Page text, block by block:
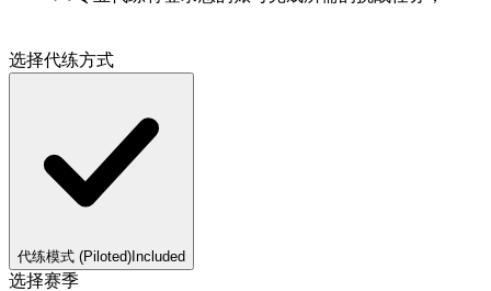
选择代练方式
代练模式 (Piloted) Included
选择赛季